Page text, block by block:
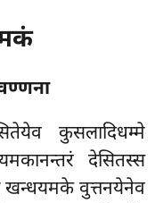
कुसलादिधम्मे
देसितस्स
वुत्तनयेनेव